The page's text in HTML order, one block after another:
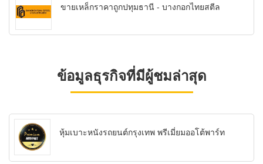
ขายเหล็กราคาถูกปทุมธานี - บางกอกไทยสตีล
ข้อมูลธุรกิจที่มีผู้ชมล่าสุด
หุ้มเบาะหนังรถยนต์กรุงเทพ พรีเมี่ยมออโต้พาร์ท